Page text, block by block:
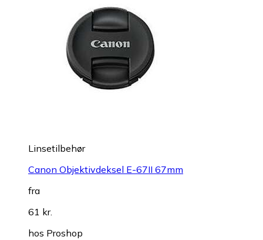
Linsetilbehør
Canon Objektivdeksel E-67II 67mm
fra
61 kr.
hos Proshop